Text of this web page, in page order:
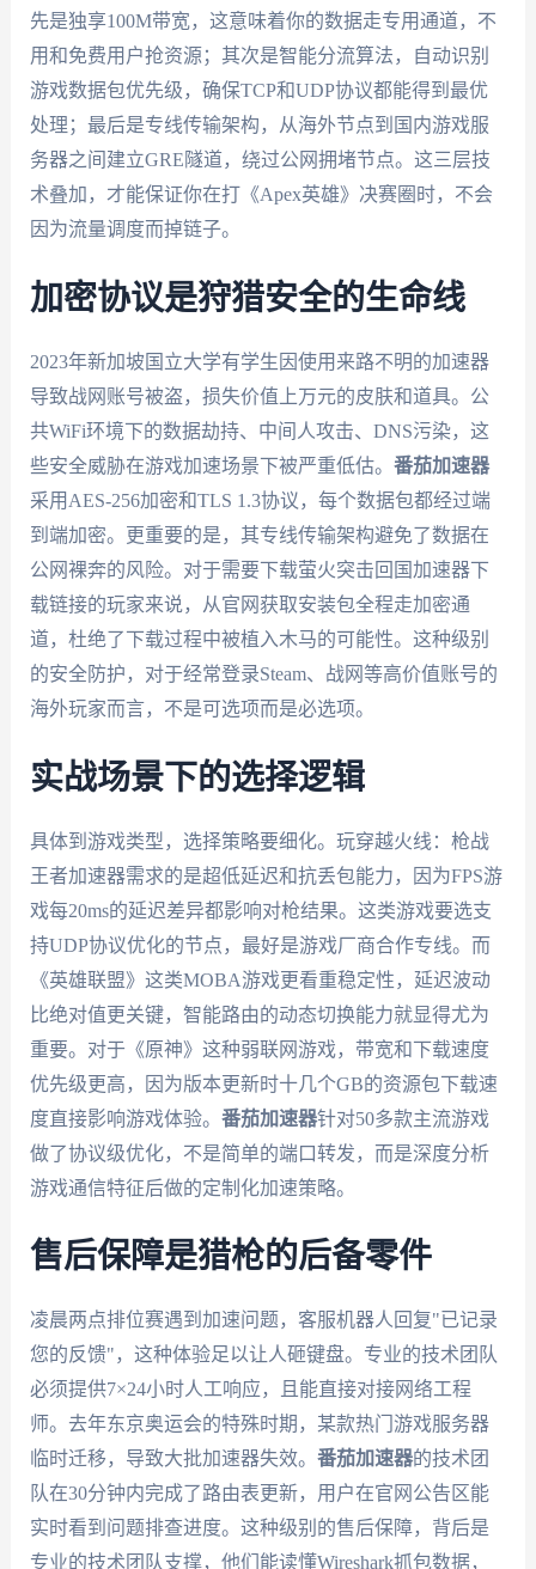
先是独享100M带宽，这意味着你的数据走专用通道，不
用和免费用户抢资源；其次是智能分流算法，自动识别
游戏数据包优先级，确保TCP和UDP协议都能得到最优
处理；最后是专线传输架构，从海外节点到国内游戏服
务器之间建立GRE隧道，绕过公网拥堵节点。这三层技
术叠加，才能保证你在打《Apex英雄》决赛圈时，不会
因为流量调度而掉链子。
加密协议是狩猎安全的生命线
2023年新加坡国立大学有学生因使用来路不明的加速器
导致战网账号被盗，损失价值上万元的皮肤和道具。公
共WiFi环境下的数据劫持、中间人攻击、DNS污染，这
些安全威胁在游戏加速场景下被严重低估。 番茄加速器
采用AES-256加密和TLS 1.3协议，每个数据包都经过端
到端加密。更重要的是，其专线传输架构避免了数据在
公网裸奔的风险。对于需要下载萤火突击回国加速器下
载链接的玩家来说，从官网获取安装包全程走加密通
道，杜绝了下载过程中被植入木马的可能性。这种级别
的安全防护，对于经常登录Steam、战网等高价值账号的
海外玩家而言，不是可选项而是必选项。
实战场景下的选择逻辑
具体到游戏类型，选择策略要细化。玩穿越火线：枪战
王者加速器需求的是超低延迟和抗丢包能力，因为FPS游
戏每20ms的延迟差异都影响对枪结果。这类游戏要选支
持UDP协议优化的节点，最好是游戏厂商合作专线。而
《英雄联盟》这类MOBA游戏更看重稳定性，延迟波动
比绝对值更关键，智能路由的动态切换能力就显得尤为
重要。对于《原神》这种弱联网游戏，带宽和下载速度
优先级更高，因为版本更新时十几个GB的资源包下载速
度直接影响游戏体验。 番茄加速器针对50多款主流游戏
做了协议级优化，不是简单的端口转发，而是深度分析
游戏通信特征后做的定制化加速策略。
售后保障是猎枪的后备零件
凌晨两点排位赛遇到加速问题，客服机器人回复"已记录
您的反馈"，这种体验足以让人砸键盘。专业的技术团队
必须提供7×24小时人工响应，且能直接对接网络工程
师。去年东京奥运会的特殊时期，某款热门游戏服务器
临时迁移，导致大批加速器失效。 番茄加速器的技术团
队在30分钟内完成了路由表更新，用户在官网公告区能
实时看到问题排查进度。这种级别的售后保障，背后是
专业的技术团队支撑，他们能读懂Wireshark抓包数据，